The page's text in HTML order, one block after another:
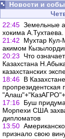
Новости и
22:45 Земельные
хокима
21:42
Мухтар
акимом
20:23
Что
Казахстана
казахстанских
18:46 В
пропрезидентская
17:16 Буш
Морпехи США
дипломатов
13:50
признало свою